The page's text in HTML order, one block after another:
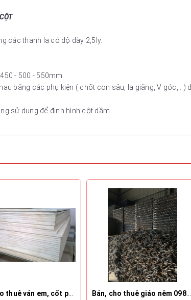
các thanh la có độ dày 2,5ly.
- 500 - 550mm
bằng các phụ kiện ( chốt con sâu, la giằng, V góc,...)
sử dụng để định hình cột dầm.
Bán, cho thuê ván em, cốt pha gỗ..... 0986095 906 3mm, 5mm, 8mm, 10mm, 12mm, 15mm, 20mm Bán, cho thuê giáo nêm 0986 095 906